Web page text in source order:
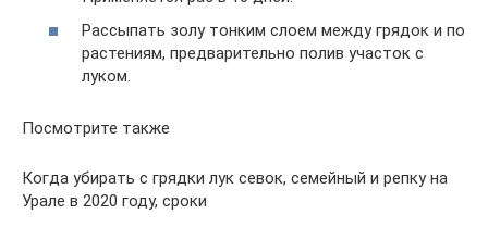
Рассыпать золу тонким слоем между грядок и по
растениям, предварительно полив участок с
луком.
Посмотрите также
Когда убирать с грядки лук севок, семейный и репку на
Урале в 2020 году, сроки